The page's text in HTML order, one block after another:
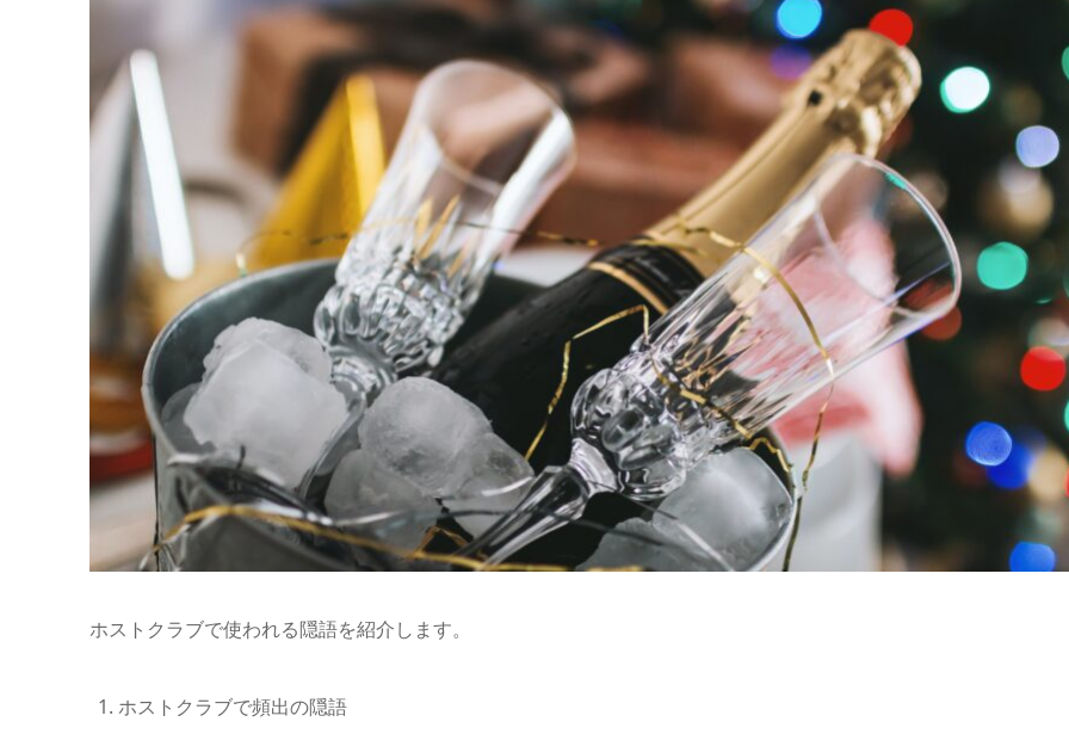
ホストクラブで使われる隠語を紹介します。
ホストクラブで頻出の隠語